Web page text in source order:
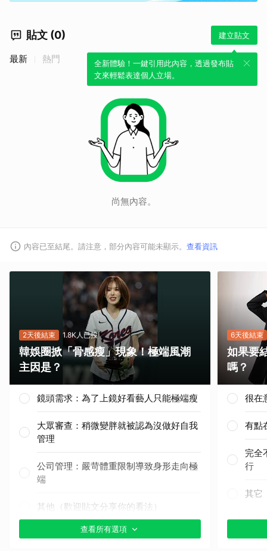
貼文 (0) 建立貼文
全新體驗！一鍵引用此內容，透過發布貼
文來輕鬆表達個人立場。
最新 熱門
尚無內容。
內容已至結尾。請注意，部分內容可能未顯示。 查看資訊
2天後結束 1.8K人已投
韓娛圈掀「骨感瘦」現象！極端風潮
主因是？
鏡頭需求：為了上鏡好看藝人只能極端瘦
大眾審查：稍微變胖就被認為沒做好自我
管理
公司管理：嚴苛體重限制導致身形走向極
端
其他（歡迎貼文分享你的看法）
查看所有選項
6天後結束
如果要
嗎？
很在
有點
完全
行
其它